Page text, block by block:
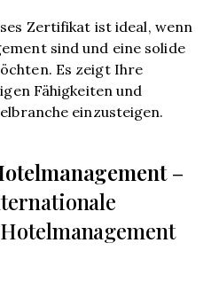
Zertifikat ist ideal, wenn
sind und eine solide
Es zeigt Ihre
Fähigkeiten und
einzusteigen.
–